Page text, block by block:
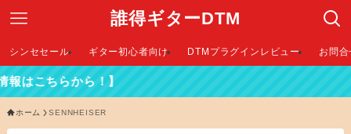
誰得ギターDTM
シンセセール ギター初心者向け DTMプラグインレビュー お問
こちらから！】
ホーム SENNHEISER